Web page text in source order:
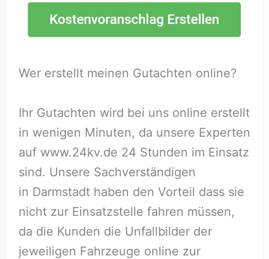
Wer erstellt meinen Gutachten online?
Ihr Gutachten wird bei uns online erstellt
in wenigen Minuten, da unsere Experten
auf www.24kv.de 24 Stunden im Einsatz
sind. Unsere Sachverständigen
in Darmstadt haben den Vorteil dass sie
nicht zur Einsatzstelle fahren müssen,
da die Kunden die Unfallbilder der
jeweiligen Fahrzeuge online zur